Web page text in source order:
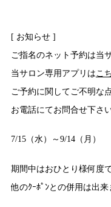
[ お知らせ ]
ご指名のネット予約は当
当サロン専用アプリはこ
ご予約に関してご不明な
お電話にてお問合せ下さ
7/15（水）～9/14（月）
期間中はおひとり様何度
他のｸｰﾎﾟﾝとの併用は出